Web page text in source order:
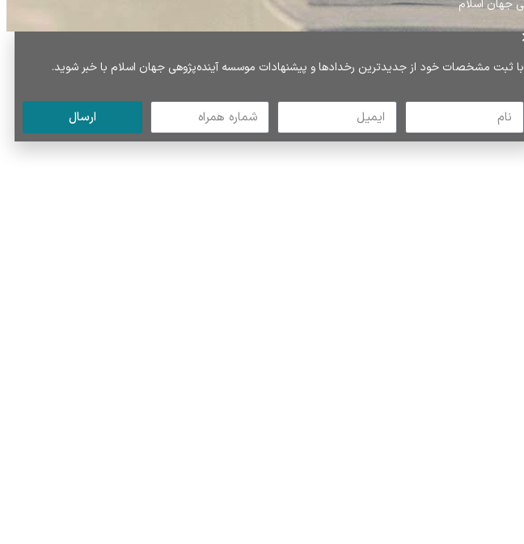
با ثبت مشخصات خود از جدیدترین رخدادها و پیشنهادات موسسه آینده‌پژوهی جهان اسلام با خبر شوید.
ارسال